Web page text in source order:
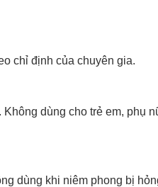
chỉ định của chuyên gia.
dùng cho trẻ em, phụ
dùng khi niêm phong bị